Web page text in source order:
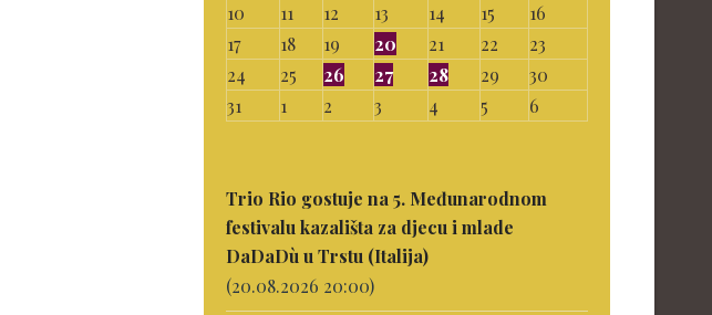
10
11 12 13 14 15
16
17
18 19 20 21 22
23
24
25 26 27 28 29
30
31
1 2 3 4 5 6
Trio Rio gostuje na 5. Međunarodnom
festivalu kazališta za djecu i mlade
DaDaDù u Trstu (Italija)
(20.08.2026 20:00)